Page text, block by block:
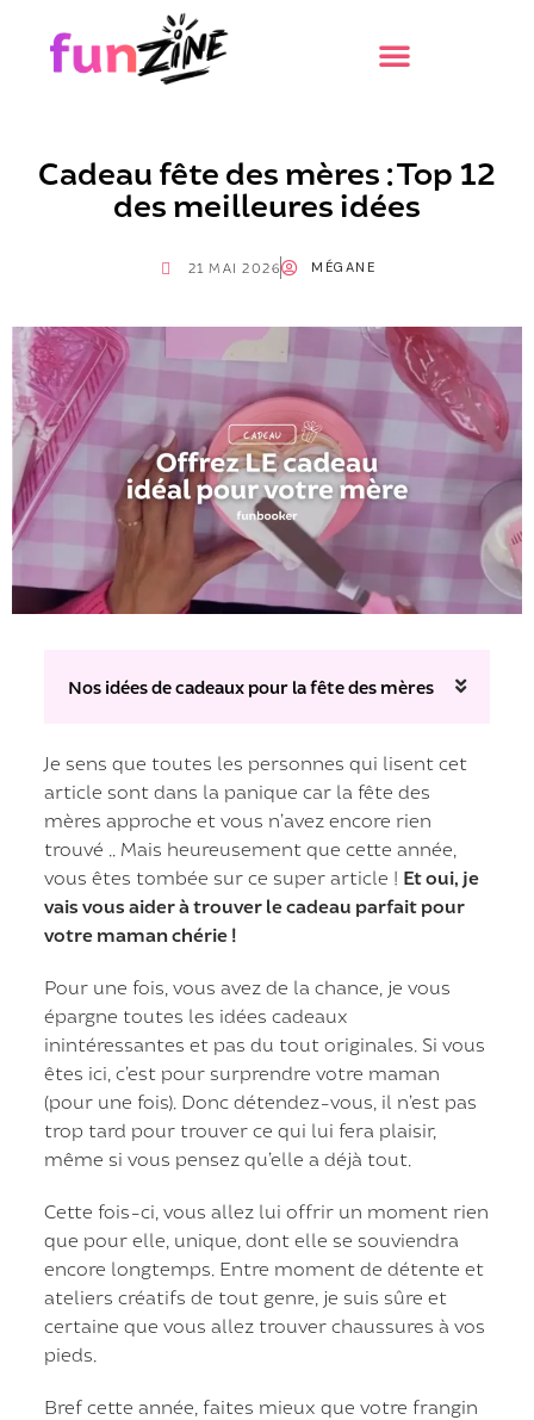
Cadeau fête des mères : Top 12
des meilleures idées
21 MAI 2026 MÉGANE
Nos idées de cadeaux pour la fête des mères
Je sens que toutes les personnes qui lisent cet
article sont dans la panique car la fête des
mères approche et vous n’avez encore rien
trouvé .. Mais heureusement que cette année,
vous êtes tombée sur ce super article ! Et oui, je
vais vous aider à trouver le cadeau parfait pour
votre maman chérie !
Pour une fois, vous avez de la chance, je vous
épargne toutes les idées cadeaux
inintéressantes et pas du tout originales. Si vous
êtes ici, c’est pour surprendre votre maman
(pour une fois). Donc détendez-vous, il n’est pas
trop tard pour trouver ce qui lui fera plaisir,
même si vous pensez qu’elle a déjà tout.
Cette fois-ci, vous allez lui offrir un moment rien
que pour elle, unique, dont elle se souviendra
encore longtemps. Entre moment de détente et
ateliers créatifs de tout genre, je suis sûre et
certaine que vous allez trouver chaussures à vos
pieds.
Bref cette année, faites mieux que votre frangin